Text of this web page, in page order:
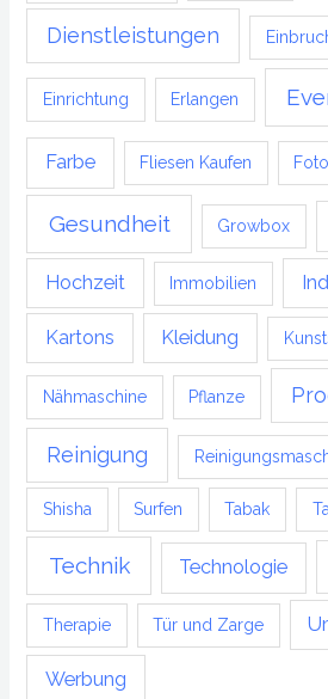
Dienstleistungen
Einrichtung Erlangen
Farbe Fliesen Kaufen
Gesundheit Growbox
Hochzeit Immobilien
Kartons Kleidung
Nähmaschine Pflanze
Reinigung
Shisha Surfen Tabak
Technik Technologie
Therapie Tür und Zarge
Werbung